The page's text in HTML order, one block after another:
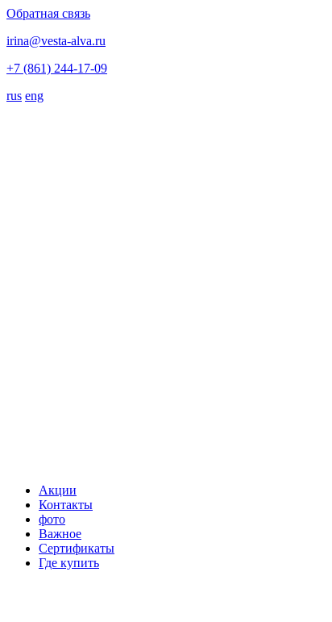
Обратная связь
irina@vesta-alva.ru
+7 (861) 244-17-09
rus eng
Акции
Контакты
фото
Важное
Сертификаты
Где купить